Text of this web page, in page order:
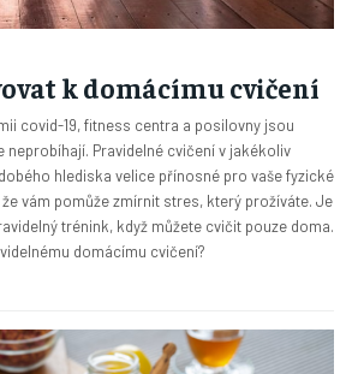
k domácímu cvičení
covid-19, fitness centra a posilovny jsou
neprobíhají. Pravidelné cvičení v jakékoliv
hlediska velice přínosné pro vaše fyzické
vám pomůže zmírnit stres, který prožíváte. Je
trénink, když můžete cvičit pouze doma.
domácímu cvičení?